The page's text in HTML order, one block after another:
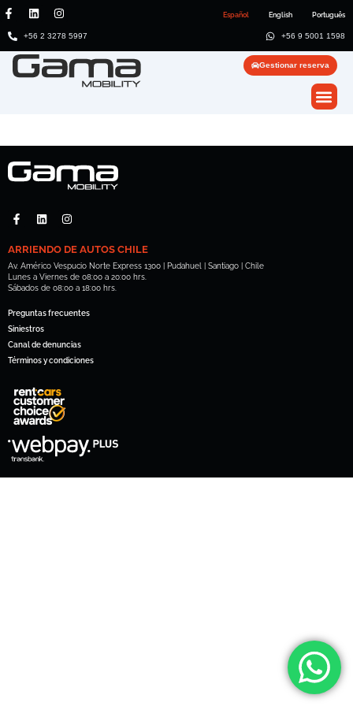
Español English Português
+56 2 3278 5997 +56 9 5001 1598
Gestionar reserva
ARRIENDO DE AUTOS CHILE
Av. Américo Vespucio Norte Express 1300 | Pudahuel | Santiago | Chile
Lunes a Viernes de 08:00 a 20:00 hrs.
Sábados de 08:00 a 18:00 hrs.
Preguntas frecuentes
Siniestros
Canal de denuncias
Términos y condiciones